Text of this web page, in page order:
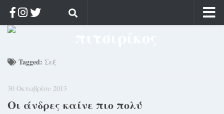
Αρχική
Κοσμαγάπητα
Ρίζα & Διάρκεια
Tagged: Σεξ
30 Οκτωβρίου 2013
Οι άνδρες καίνε πιο πολύ